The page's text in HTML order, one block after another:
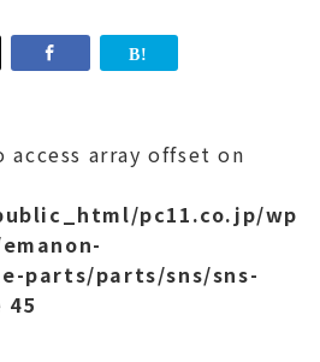
access array offset on
pc11.co.jp/wp
parts/parts/sns/sns-
45